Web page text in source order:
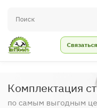
Связаться
Комплектация
по самым выгодным